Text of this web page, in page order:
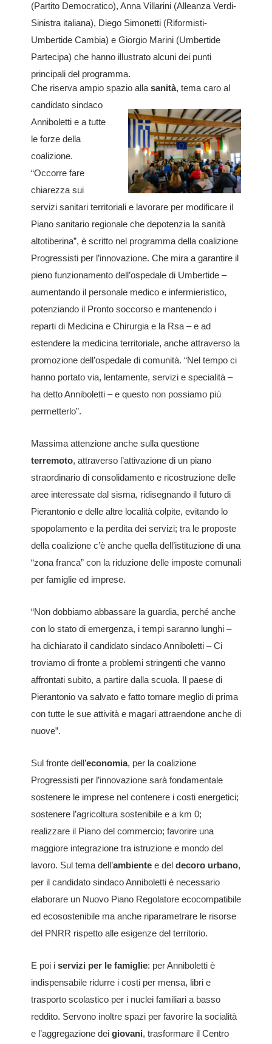
(Partito Democratico), Anna Villarini (Alleanza Verdi-
Sinistra italiana), Diego Simonetti (Riformisti-
Umbertide Cambia) e Giorgio Marini (Umbertide
Partecipa) che hanno illustrato alcuni dei punti
principali del programma.
Che riserva ampio spazio alla sanità, tema caro al
candidato sindaco
Anniboletti e a tutte
le forze della
coalizione.
“Occorre fare
chiarezza sui
servizi sanitari territoriali e lavorare per modificare il
Piano sanitario regionale che depotenzia la sanità
altotiberina”, è scritto nel programma della coalizione
Progressisti per l’innovazione. Che mira a garantire il
pieno funzionamento dell’ospedale di Umbertide –
aumentando il personale medico e infermieristico,
potenziando il Pronto soccorso e mantenendo i
reparti di Medicina e Chirurgia e la Rsa – e ad
estendere la medicina territoriale, anche attraverso la
promozione dell’ospedale di comunità. “Nel tempo ci
hanno portato via, lentamente, servizi e specialità –
ha detto Anniboletti – e questo non possiamo più
permetterlo”.
Massima attenzione anche sulla questione
terremoto, attraverso l’attivazione di un piano
straordinario di consolidamento e ricostruzione delle
aree interessate dal sisma, ridisegnando il futuro di
Pierantonio e delle altre località colpite, evitando lo
spopolamento e la perdita dei servizi; tra le proposte
della coalizione c’è anche quella dell’istituzione di una
“zona franca” con la riduzione delle imposte comunali
per famiglie ed imprese.
“Non dobbiamo abbassare la guardia, perché anche
con lo stato di emergenza, i tempi saranno lunghi –
ha dichiarato il candidato sindaco Anniboletti – Ci
troviamo di fronte a problemi stringenti che vanno
affrontati subito, a partire dalla scuola. Il paese di
Pierantonio va salvato e fatto tornare meglio di prima
con tutte le sue attività e magari attraendone anche di
nuove”.
Sul fronte dell’economia, per la coalizione
Progressisti per l’innovazione sarà fondamentale
sostenere le imprese nel contenere i costi energetici;
sostenere l’agricoltura sostenibile e a km 0;
realizzare il Piano del commercio; favorire una
maggiore integrazione tra istruzione e mondo del
lavoro. Sul tema dell’ambiente e del decoro urbano,
per il candidato sindaco Anniboletti è necessario
elaborare un Nuovo Piano Regolatore ecocompatibile
ed ecosostenibile ma anche riparametrare le risorse
del PNRR rispetto alle esigenze del territorio.
E poi i servizi per le famiglie: per Anniboletti è
indispensabile ridurre i costi per mensa, libri e
trasporto scolastico per i nuclei familiari a basso
reddito. Servono inoltre spazi per favorire la socialità
e l’aggregazione dei giovani, trasformare il Centro